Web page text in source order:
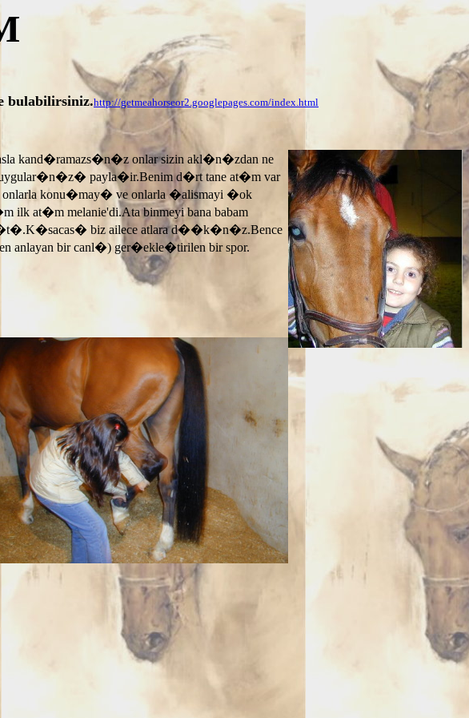
bulabilirsiniz.http://getmeahorseor2.googlepages.com/index.html
kand�ramazs�n�z onlar sizin akl�n�zdan ne
payla�ir.Benim d�rt tane at�m var
onlarla konu�may� ve onlarla �alismayi �ok
at�m melanie'di.Ata binmeyi bana babam
biz ailece atlara d��k�n�z.Bence
anlayan bir canl�) ger�ekle�tirilen bir spor.